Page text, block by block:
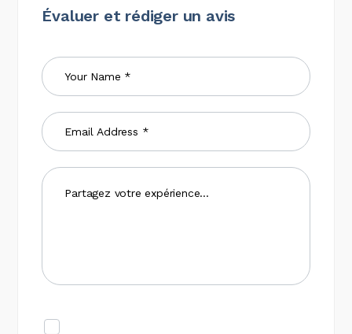
Évaluer et rédiger un avis